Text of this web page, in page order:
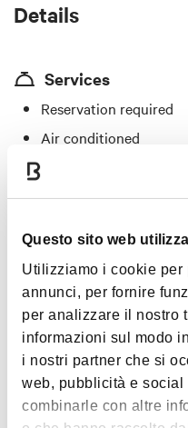
Questo sito web
Utilizziamo i cookie per
annunci, per fornire
per analizzare il nostro
informazioni sul modo
i nostri partner che si
web, pubblicità e
combinarle con altre
Details
Services
Reservation required
Air conditioned
Vegetarian/vegan
Specialties
Piadina bread, eggs with
truffle, grilled meat,
Price
From €20 to €30